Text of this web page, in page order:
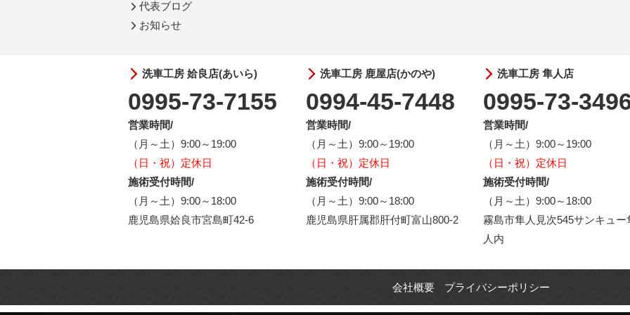
代表ブログ
お知らせ
洗車工房 姶良店(あいら)
0995-73-7155
営業時間/
（月～土）9:00～19:00
（日・祝）定休日
施術受付時間/
（月～土）9:00～18:00
鹿児島県姶良市宮島町42-6
洗車工房 鹿屋店(かのや)
0994-45-7448
営業時間/
（月～土）9:00～19:00
（日・祝）定休日
施術受付時間/
（月～土）9:00～18:00
鹿児島県肝属郡肝付町富山800-2
洗車工房 隼人店
0995-73-
営業時間/
（月～土）9:00～19:00
（日・祝）定休日
施術受付時間/
（月～土）9:00～18:00
霧島市隼人見次545サンキュー
人内
会社概要 プライバシーポリシー